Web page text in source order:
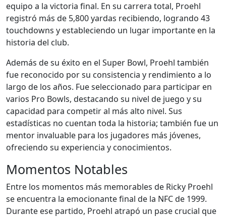
equipo a la victoria final. En su carrera total, Proehl
registró más de 5,800 yardas recibiendo, logrando 43
touchdowns y estableciendo un lugar importante en la
historia del club.
Además de su éxito en el Super Bowl, Proehl también
fue reconocido por su consistencia y rendimiento a lo
largo de los años. Fue seleccionado para participar en
varios Pro Bowls, destacando su nivel de juego y su
capacidad para competir al más alto nivel. Sus
estadísticas no cuentan toda la historia; también fue un
mentor invaluable para los jugadores más jóvenes,
ofreciendo su experiencia y conocimientos.
Momentos Notables
Entre los momentos más memorables de Ricky Proehl
se encuentra la emocionante final de la NFC de 1999.
Durante ese partido, Proehl atrapó un pase crucial que